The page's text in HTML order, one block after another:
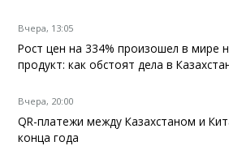
Вчера, 13:05
Рост цен на 334% произошел в мире
продукт: как обстоят дела в
Вчера, 20:00
QR-платежи между Казахстаном и
конца года